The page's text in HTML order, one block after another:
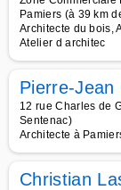
Pamiers (à 39 km
Architecte du bois,
Atelier d architec
Pierre-Jean
12 rue Charles de
Sentenac)
Architecte à
Christian